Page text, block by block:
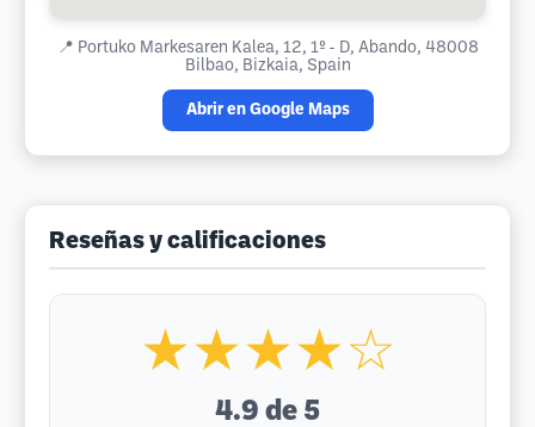
📍 Portuko Markesaren Kalea, 12, 1º - D, Abando, 48008
Bilbao, Bizkaia, Spain
Abrir en Google Maps
Reseñas y calificaciones
★★★★☆
4.9 de 5